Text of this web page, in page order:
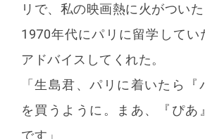
リで、私の映画熱に火がついた
1970年代にパリに留学してい
アドバイスしてくれた。
「生島君、パリに着いたら『
を買うように。まあ、『ぴあ
です」